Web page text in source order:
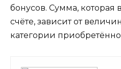
бонусов. Сумма, которая
счёте, зависит от
категории